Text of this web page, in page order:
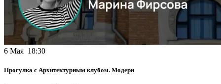
6 Мая 18:30
Прогулка с Архитектурным клубом. Модерн